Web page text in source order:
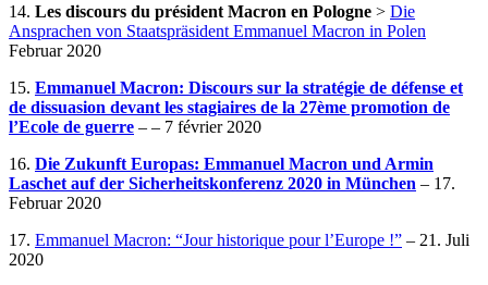
14. Les discours du président Macron en Pologne > Die
Ansprachen von Staatspräsident Emmanuel Macron in Polen
Februar 2020
15. Emmanuel Macron: Discours sur la stratégie de défense et
de dissuasion devant les stagiaires de la 27ème promotion de
l’Ecole de guerre – – 7 février 2020
16. Die Zukunft Europas: Emmanuel Macron und Armin
Laschet auf der Sicherheitskonferenz 2020 in München – 17.
Februar 2020
17. Emmanuel Macron: “Jour historique pour l’Europe !” – 21. Juli
2020